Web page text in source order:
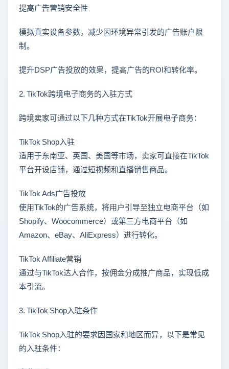
提高广告营销安全性
模拟真实设备参数，减少因环境异常引发的广告账户限
制。
提升DSP广告投放的效果，提高广告的ROI和转化率。
2. TikTok跨境电子商务的入驻方式
跨境卖家可通过以下几种方式在TikTok开展电子商务：
TikTok Shop入驻
适用于东南亚、英国、美国等市场，卖家可直接在TikTok
平台开设店铺，通过短视频和直播销售商品。
TikTok Ads广告投放
使用TikTok的广告系统，将用户引导至独立电商平台（如
Shopify、Woocommerce）或第三方电商平台（如
Amazon、eBay、AliExpress）进行转化。
TikTok Affiliate营销
通过与TikTok达人合作，按佣金分成推广商品，实现低成
本引流。
3. TikTok Shop入驻条件
TikTok Shop入驻的要求因国家和地区而异，以下是常见
的入驻条件：